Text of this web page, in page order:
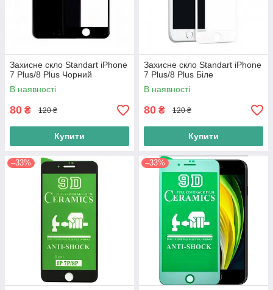
Захисне скло Standart iPhone
7 Plus/8 Plus Чорний
В наявності
80 ₴ 120 ₴
Купити
Захисне скло Standart iPhone
7 Plus/8 Plus Біле
В наявності
80 ₴ 120 ₴
Купити
–33% –33%